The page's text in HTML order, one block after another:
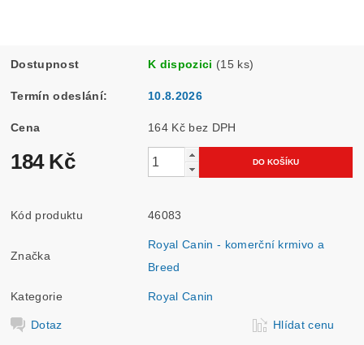
Dostupnost K dispozici (15 ks)
Termín odeslání: 10.8.2026
Cena 164 Kč bez DPH
184 Kč
Kód produktu 46083
Značka
Royal Canin - komerční krmivo a
Breed
Kategorie Royal Canin
Dotaz Hlídat cenu